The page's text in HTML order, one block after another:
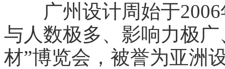
广州设计周始于2006
与人数极多、影响力极
材”博览会，被誉为亚洲